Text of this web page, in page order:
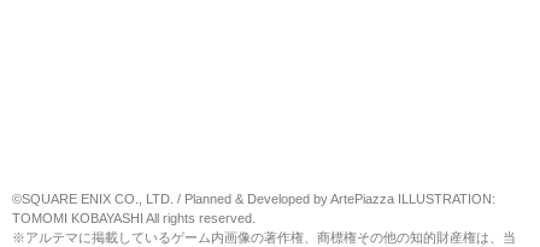
©SQUARE ENIX CO., LTD. / Planned & Developed by ArtePiazza ILLUSTRATION:
TOMOMI KOBAYASHI All rights reserved.
※アルテマに掲載しているゲーム内画像の著作権、商標権その他の知的財産権は、当